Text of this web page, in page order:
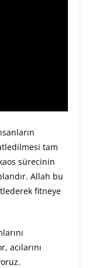
tam
sürecinin
Allah bu
fitneye
acılarını